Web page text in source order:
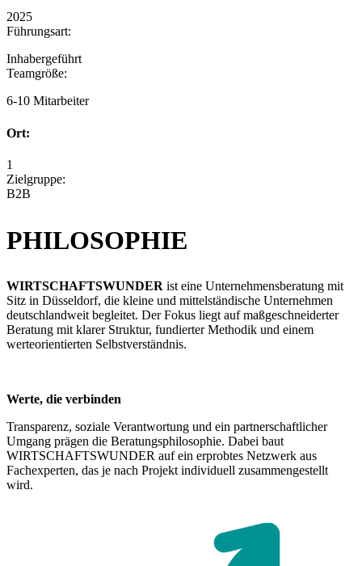
2025
Führungsart:
Inhabergeführt
Teamgröße:
6-10 Mitarbeiter
Ort:
1
Zielgruppe:
B2B
PHILOSOPHIE
WIRTSCHAFTSWUNDER ist eine Unternehmensberatung mit
Sitz in Düsseldorf, die kleine und mittelständische Unternehmen
deutschlandweit begleitet. Der Fokus liegt auf maßgeschneiderter
Beratung mit klarer Struktur, fundierter Methodik und einem
werteorientierten Selbstverständnis.
Werte, die verbinden
Transparenz, soziale Verantwortung und ein partnerschaftlicher
Umgang prägen die Beratungsphilosophie. Dabei baut
WIRTSCHAFTSWUNDER auf ein erprobtes Netzwerk aus
Fachexperten, das je nach Projekt individuell zusammengestellt
wird.